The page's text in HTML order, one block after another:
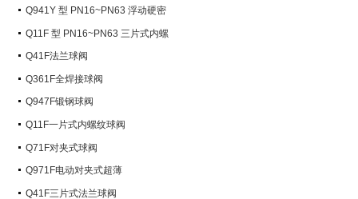
气动球阀
Q941Y 型 PN16~PN63 浮动硬密
封电动球阀
Q11F 型 PN16~PN63 三片式内螺
纹球阀
Q41F法兰球阀
Q361F全焊接球阀
Q947F锻钢球阀
Q11F一片式内螺纹球阀
Q71F对夹式球阀
Q971F电动对夹式超薄
Q41F三片式法兰球阀